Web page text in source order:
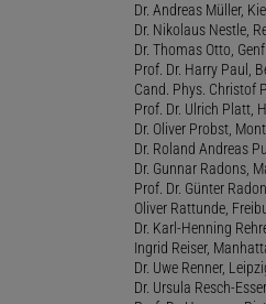
Dr. Andreas Müller,
Dr. Nikolaus Nestle,
Dr. Thomas Otto,
Prof. Dr. Harry Paul,
Cand. Phys. Christof
Prof. Dr. Ulrich Platt,
Dr. Oliver Probst,
Dr. Roland Andreas
Dr. Gunnar Radons,
Prof. Dr. Günter
Oliver Rattunde,
Dr. Karl-Henning
Ingrid Reiser,
Dr. Uwe Renner,
Dr. Ursula Resch-